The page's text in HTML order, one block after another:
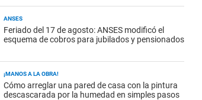
ANSES
Feriado del 17 de agosto: ANSES modificó el
esquema de cobros para jubilados y pensionados
¡MANOS A LA OBRA!
Cómo arreglar una pared de casa con la pintura
descascarada por la humedad en simples pasos